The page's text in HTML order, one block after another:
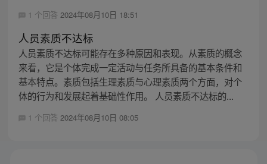
1 个回答 2024年08月10日 18:51
人员素质不达标
人员素质不达标可能存在多种原因和表现。从素质的概念
来看，它是个体完成一定活动与任务所具备的基本条件和
基本特点。素质包括生理素质与心理素质两个方面，对个
体的行为和发展起着基础性作用。 人员素质不达标的...
1 个回答 2024年08月10日 08:05